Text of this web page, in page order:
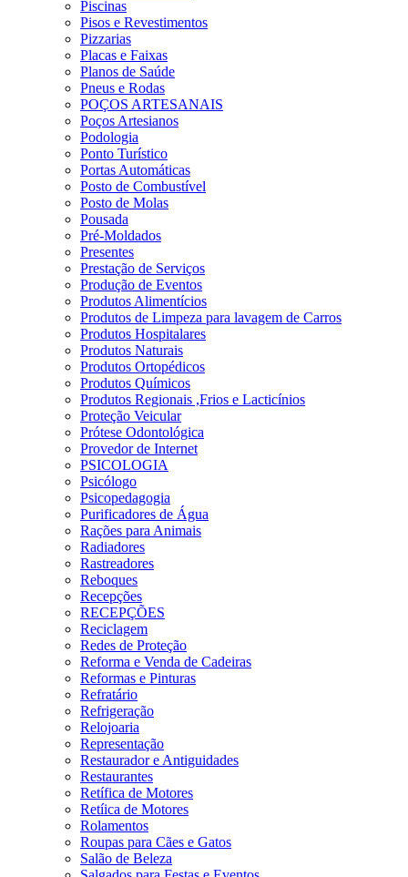
Piscinas
Pisos e Revestimentos
Pizzarias
Placas e Faixas
Planos de Saúde
Pneus e Rodas
POÇOS ARTESANAIS
Poços Artesianos
Podologia
Ponto Turístico
Portas Automáticas
Posto de Combustível
Posto de Molas
Pousada
Pré-Moldados
Presentes
Prestação de Serviços
Produção de Eventos
Produtos Alimentícios
Produtos de Limpeza para lavagem de Carros
Produtos Hospitalares
Produtos Naturais
Produtos Ortopédicos
Produtos Químicos
Produtos Regionais ,Frios e Lacticínios
Proteção Veicular
Prótese Odontológica
Provedor de Internet
PSICOLOGIA
Psicólogo
Psicopedagogia
Purificadores de Água
Rações para Animais
Radiadores
Rastreadores
Reboques
Recepções
RECEPÇÕES
Reciclagem
Redes de Proteção
Reforma e Venda de Cadeiras
Reformas e Pinturas
Refratário
Refrigeração
Relojoaria
Representação
Restaurador e Antiguidades
Restaurantes
Retífica de Motores
Retíica de Motores
Rolamentos
Roupas para Cães e Gatos
Salão de Beleza